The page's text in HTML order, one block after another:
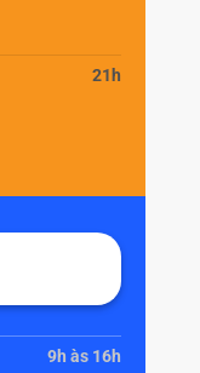
21h
9h às 16h